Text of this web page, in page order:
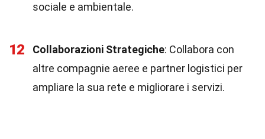
sociale e ambientale.
12 Collaborazioni Strategiche: Collabora con
altre compagnie aeree e partner logistici per
ampliare la sua rete e migliorare i servizi.